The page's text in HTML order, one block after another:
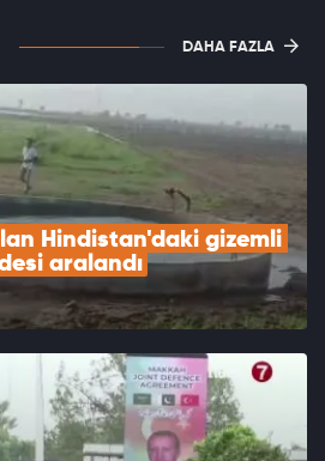
DAHA FAZLA
Hindistan'daki gizemli
aralandı